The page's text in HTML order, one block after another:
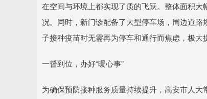
在空间与环境上都实现了质的飞跃。整体面积
况。同时，新门诊配备了大型停车场，周边道
子接种疫苗时无需再为停车和通行而焦虑，极大
一督到位，办好“暖心事”
为确保预防接种服务质量持续提升，高安市人大